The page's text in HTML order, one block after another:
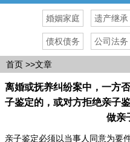
婚姻家庭 遗产继承
债权债务 公司法务
首页 >>文章
离婚或抚养纠纷案中，一方
子鉴定的，或对方拒绝亲子
做亲
亲子鉴定必须以当事人同意为要